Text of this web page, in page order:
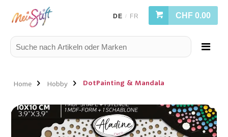
DE / FR CHF 0.00
Home Hobby DotPainting & Mandala